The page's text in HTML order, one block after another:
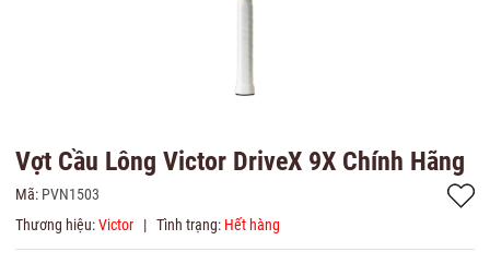
Vợt Cầu Lông Victor DriveX 9X Chính Hãng
Mã: PVN1503
Thương hiệu:Victor | Tình trạng: Hết hàng